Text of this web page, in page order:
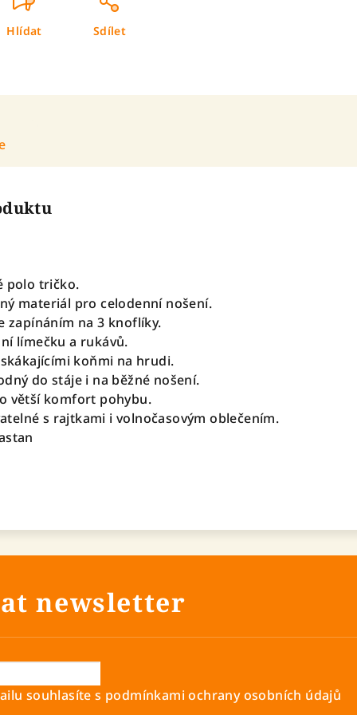
Hlídat Sdílet
polo tričko.
materiál pro celodenní nošení.
zapínáním na 3 knoflíky.
límečku a rukávů.
koňmi na hrudi.
do stáje i na běžné nošení.
větší komfort pohybu.
s rajtkami i volnočasovým oblečením.
newsletter
souhlasíte s podmínkami ochrany osobních údajů